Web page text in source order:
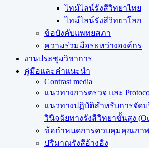
ไทม์ไลน์รังสีวิทยาไทย
ไทม์ไลน์รังสีวิทยาโลก
ข้อบังคับแพทยสภา
ความร่วมมือระหว่างองค์กร
งานประชุมวิชาการ
คู่มือและคำแนะนำ
Contrast media
แนวทางการตรวจ และ
แนวทางปฏิบัติสำหรับการจัดบ
วินิจฉัยทางรังสีวิทยาขั้นสูง
ข้อกำหนดการควบคุมคุณภาพ
ปริมาณรังสีอ้างอิง